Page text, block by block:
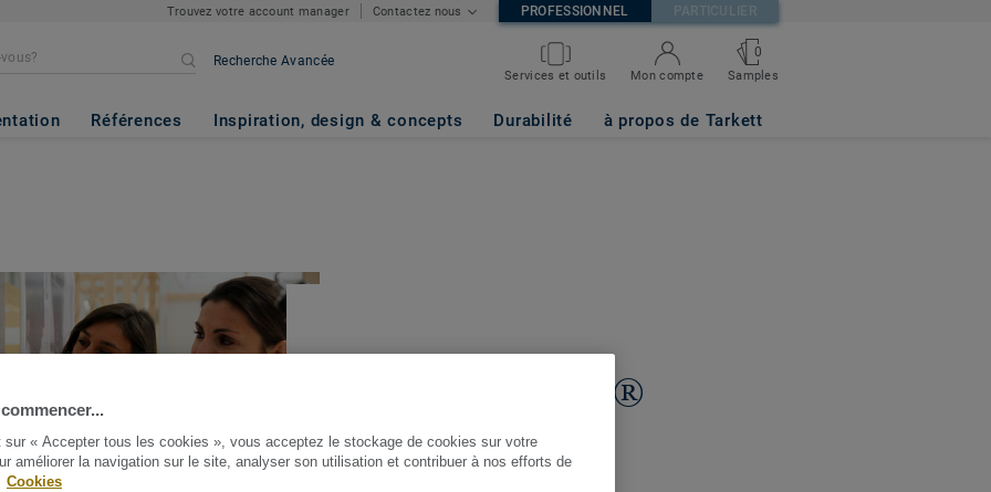
Trouvez votre account manager Contactez nous PROFESSIONNEL PARTICULIER
Recherche Avancée
Services et outils Mon compte
0
Samples
Références Inspiration, design & concepts Durabilité à propos de Tarkett
Circles of Architects®
PARTAGER
sur « Accepter tous les cookies », vous acceptez le stockage de cookies sur votre
améliorer la navigation sur le site, analyser son utilisation et contribuer à nos efforts de
Cookies